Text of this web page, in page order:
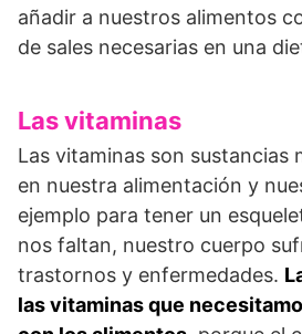
añadir a nuestros alimentos
de sales necesarias en una
Las vitaminas
Las vitaminas son sustancias
en nuestra alimentación y
ejemplo para tener un
nos faltan, nuestro cuerpo
trastornos y enfermedades.
las vitaminas que